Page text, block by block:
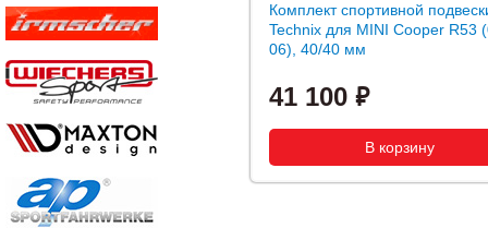
Комплект спортивной
Technix для MINI Cooper R53
06), 40/40 мм
41 100